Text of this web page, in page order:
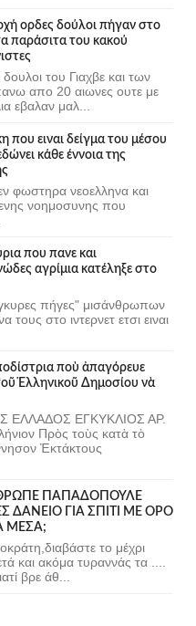
ορδες δούλοι πήγαν στο
παράσιτα του κακού
του Γιαχβε και των
απο 20 αιωνες ουτε με
εβαλαν μαλ...
που ειναι δείγμα του μέσου
κάθε έννοια της
φωστηρα νεοελληνα και
νοημοσυνης που
που πανε και
αγρίμια κατέληξε στο
πήγες" μισάνθρωπων
τους στο ιντερνετ ετσι ειναι
ποὺ ἀπαγόρευε
Ἑλληνικοῦ Δημοσίου νὰ
ΕΛΛΑΔΟΣ ΕΓΚΥΚΛΙΟΣ ΑΡ.
Πρὸς τοὺς κατὰ τὸ
Ἐκτάκτους
ΠΑΠΑΔΟΠΟΥΛΕ
ΔΑΝΕΙΟ ΓΙΑ ΣΠΙΤΙ ΜΕ ΟΡΟ
ΜΕΣΑ;
το μέχρι
και ακόμα τυραννάς τα ....
βρε άθ...